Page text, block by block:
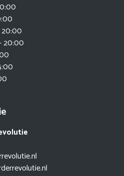
20:00